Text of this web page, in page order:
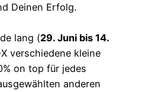
Deinen Erfolg.
lang (29. Juni bis 14.
verschiedene kleine
on top für jedes
anderen